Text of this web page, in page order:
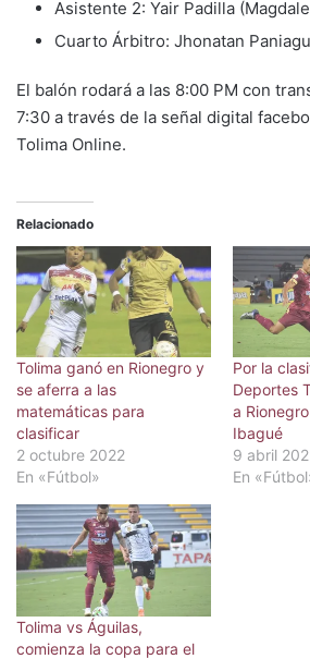
Asistente 2: Yair Padilla
Cuarto Árbitro: Jhonatan
El balón rodará a las 8:00 PM con
7:30 a través de la señal digital
Tolima Online.
Relacionado
Tolima ganó en Rionegro y
se aferra a las
matemáticas para
clasificar
2 octubre 2022
En «Fútbol»
Por la
Deportes
a
Ibagué
9 abril
En
Tolima vs Águilas,
comienza la copa para el